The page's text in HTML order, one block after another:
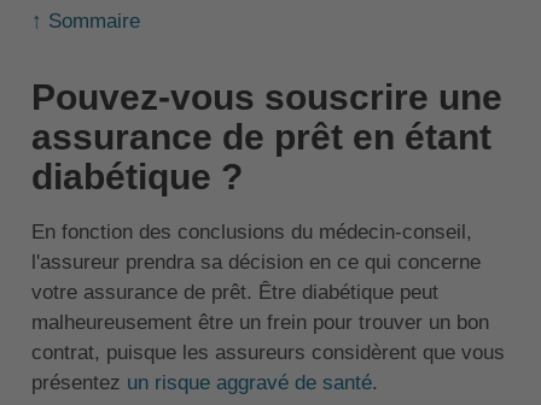
↑ Sommaire
Pouvez-vous souscrire une
assurance de prêt en étant
diabétique ?
En fonction des conclusions du médecin-conseil,
l'assureur prendra sa décision en ce qui concerne
votre assurance de prêt. Être diabétique peut
malheureusement être un frein pour trouver un bon
contrat, puisque les assureurs considèrent que vous
présentez un risque aggravé de santé.